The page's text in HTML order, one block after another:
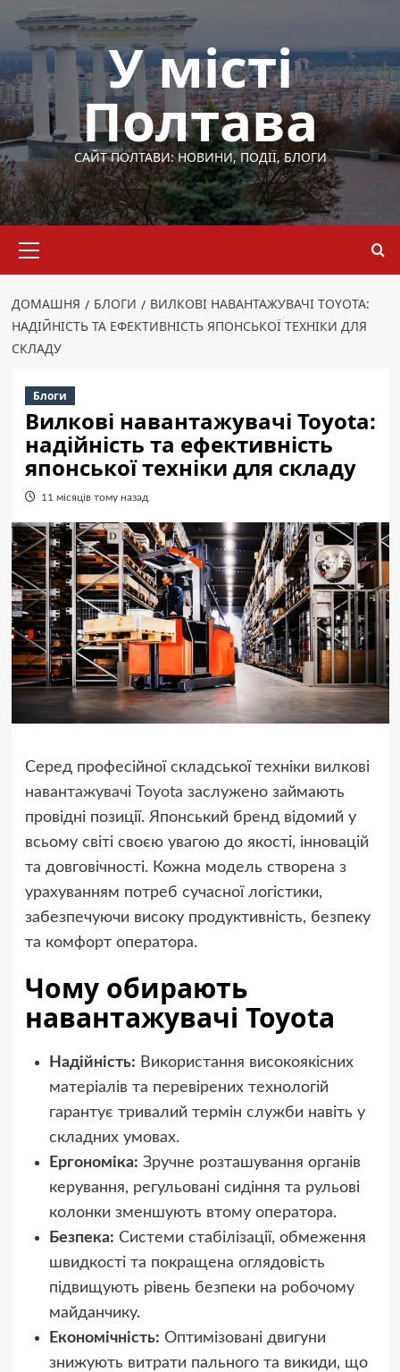
Перейти
вмісту
У місті
Полтава
САЙТ ПОЛТАВИ: НОВИНИ, ПОДІЇ, БЛОГИ
меню
ДОМАШНЯ БЛОГИ
ВИЛКОВІ НАВАНТАЖУВАЧІ TOYOTA:
НАДІЙНІСТЬ ТА ЕФЕКТИВНІСТЬ ЯПОНСЬКОЇ ТЕХНІКИ ДЛЯ
СКЛАДУ
Блоги
Вилкові навантажувачі Toyota:
надійність та ефективність
японської техніки для складу
11 місяців тому назад
Серед професійної складської техніки вилкові
навантажувачі Toyota заслужено займають
провідні позиції. Японський бренд відомий у
всьому світі своєю увагою до якості, інновацій
та довговічності. Кожна модель створена з
урахуванням потреб сучасної логістики,
забезпечуючи високу продуктивність, безпеку
та комфорт оператора.
Чому обирають
навантажувачі Toyota
Надійність: Використання високоякісних
матеріалів та перевірених технологій
гарантує тривалий термін служби навіть у
складних умовах.
Ергономіка: Зручне розташування органів
керування, регульовані сидіння та рульові
колонки зменшують втому оператора.
Безпека: Системи стабілізації, обмеження
швидкості та покращена оглядовість
підвищують рівень безпеки на робочому
майданчику.
Економічність: Оптимізовані двигуни
знижують витрати пального та викиди, що